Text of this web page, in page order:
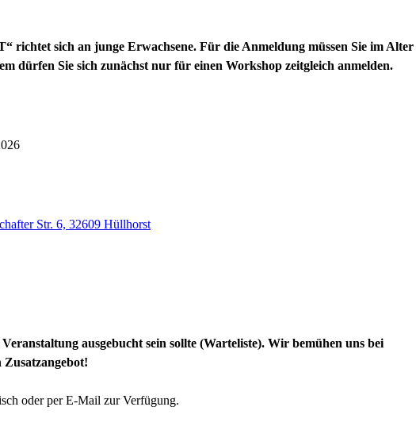
richtet sich an junge Erwachsene. Für die Anmeldung müssen Sie im Alter
dürfen Sie sich zunächst nur für einen Workshop zeitgleich anmelden.
Str. 6, 32609 Hüllhorst
ausgebucht sein sollte (Warteliste). Wir bemühen uns bei
Zusatzangebot!
oder per E-Mail zur Verfügung.